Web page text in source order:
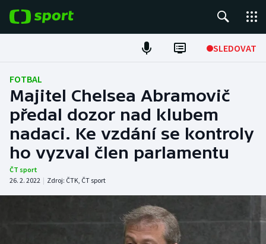
SLEDOVAT
Fotbal
Hokej
Tenis
Atletika
FOTBAL
Majitel Chelsea Abramovič
předal dozor nad klubem
nadaci. Ke vzdání se kontroly
ho vyzval člen parlamentu
ČT sport
26. 2. 2022 | Zdroj: ČTK, ČT sport